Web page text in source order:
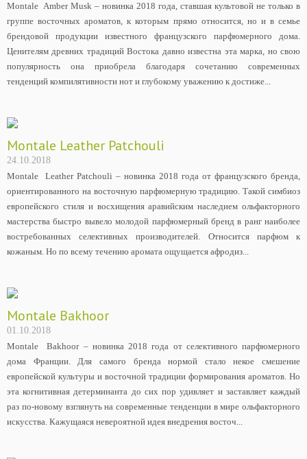
Montale Amber Musk – новинка 2018 года, ставшая культовой не только в
группе восточных ароматов, к которым прямо относится, но и в семье
брендовой продукции известного французского парфюмерного дома.
Ценителям древних традиций Востока давно известна эта марка, но свою
популярность она приобрела благодаря сочетанию современных
тенденций компилятивности нот и глубокому уважению к достиже...
Montale Leather Patchouli
24.10.2018
Montale Leather Patchouli – новинка 2018 года от французского бренда,
ориентированного на восточную парфюмерную традицию. Такой симбиоз
европейского стиля и восхищения аравийским наследием ольфакторного
мастерства быстро вывело молодой парфюмерный бренд в ранг наиболее
востребованных селективных производителей. Относится парфюм к
кожаным. Но по всему течению аромата ощущается афродиз...
Montale Bakhoor
01.10.2018
Montale Bakhoor – новинка 2018 года от селективного парфюмерного
дома Франции. Для самого бренда нормой стало некое смешение
европейской культуры и восточной традиции формирования ароматов. Но
эта когнитивная детерминанта до сих пор удивляет и заставляет каждый
раз по-новому взглянуть на современные тенденции в мире ольфакторного
искусства. Кажущаяся невероятной идея внедрения восточ...